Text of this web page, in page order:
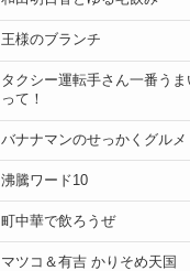
王様のブランチ
タクシー運転手さん一番う
って！
バナナマンのせっかくグルメ
沸騰ワード10
町中華で飲ろうぜ
マツコ＆有吉 かりそめ天国